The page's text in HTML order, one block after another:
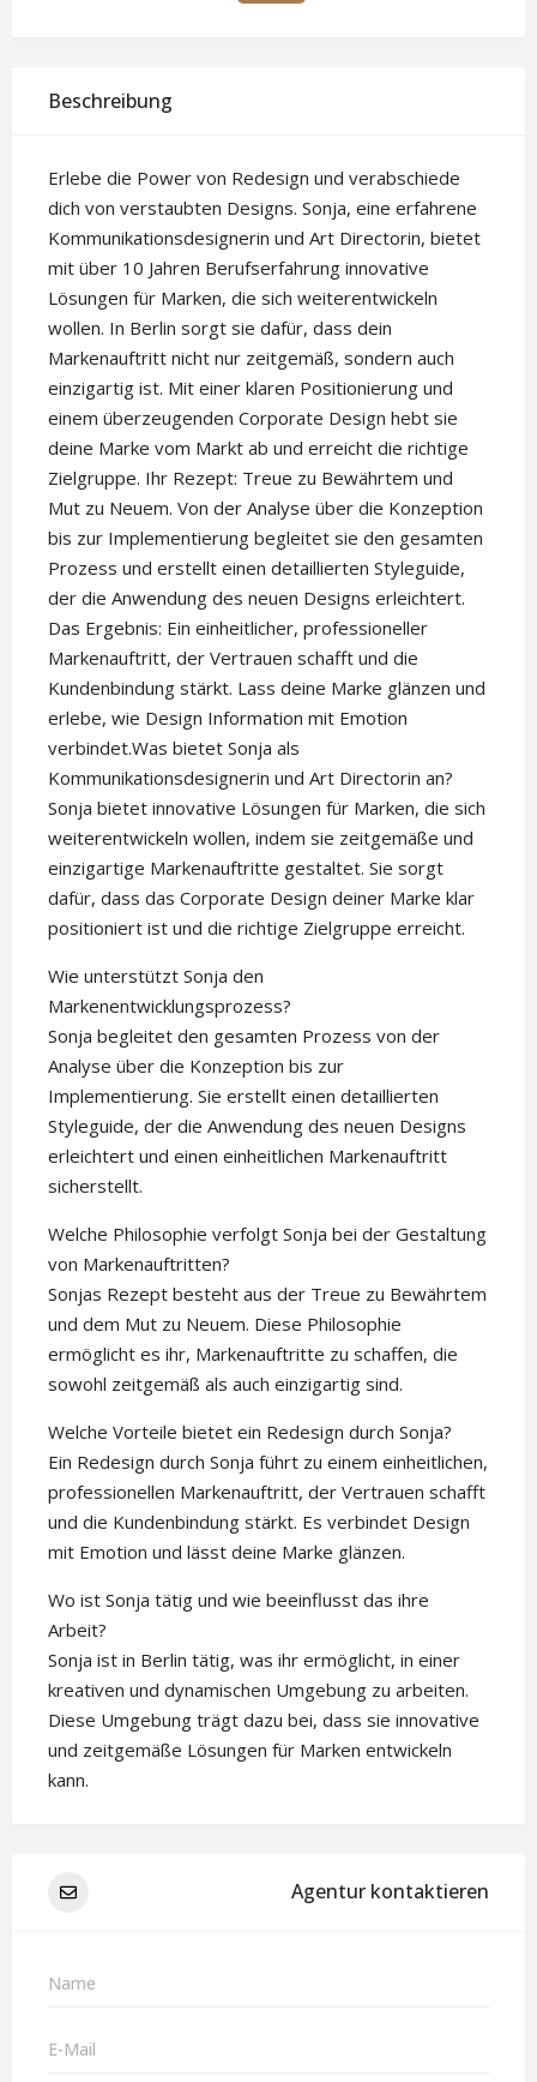
Beschreibung
Erlebe die Power von Redesign und verabschiede
dich von verstaubten Designs. Sonja, eine erfahrene
Kommunikationsdesignerin und Art Directorin, bietet
mit über 10 Jahren Berufserfahrung innovative
Lösungen für Marken, die sich weiterentwickeln
wollen. In Berlin sorgt sie dafür, dass dein
Markenauftritt nicht nur zeitgemäß, sondern auch
einzigartig ist. Mit einer klaren Positionierung und
einem überzeugenden Corporate Design hebt sie
deine Marke vom Markt ab und erreicht die richtige
Zielgruppe. Ihr Rezept: Treue zu Bewährtem und
Mut zu Neuem. Von der Analyse über die Konzeption
bis zur Implementierung begleitet sie den gesamten
Prozess und erstellt einen detaillierten Styleguide,
der die Anwendung des neuen Designs erleichtert.
Das Ergebnis: Ein einheitlicher, professioneller
Markenauftritt, der Vertrauen schafft und die
Kundenbindung stärkt. Lass deine Marke glänzen und
erlebe, wie Design Information mit Emotion
verbindet.Was bietet Sonja als
Kommunikationsdesignerin und Art Directorin an?
Sonja bietet innovative Lösungen für Marken, die sich
weiterentwickeln wollen, indem sie zeitgemäße und
einzigartige Markenauftritte gestaltet. Sie sorgt
dafür, dass das Corporate Design deiner Marke klar
positioniert ist und die richtige Zielgruppe erreicht.
Wie unterstützt Sonja den
Markenentwicklungsprozess?
Sonja begleitet den gesamten Prozess von der
Analyse über die Konzeption bis zur
Implementierung. Sie erstellt einen detaillierten
Styleguide, der die Anwendung des neuen Designs
erleichtert und einen einheitlichen Markenauftritt
sicherstellt.
Welche Philosophie verfolgt Sonja bei der Gestaltung
von Markenauftritten?
Sonjas Rezept besteht aus der Treue zu Bewährtem
und dem Mut zu Neuem. Diese Philosophie
ermöglicht es ihr, Markenauftritte zu schaffen, die
sowohl zeitgemäß als auch einzigartig sind.
Welche Vorteile bietet ein Redesign durch Sonja?
Ein Redesign durch Sonja führt zu einem einheitlichen,
professionellen Markenauftritt, der Vertrauen schafft
und die Kundenbindung stärkt. Es verbindet Design
mit Emotion und lässt deine Marke glänzen.
Wo ist Sonja tätig und wie beeinflusst das ihre
Arbeit?
Sonja ist in Berlin tätig, was ihr ermöglicht, in einer
kreativen und dynamischen Umgebung zu arbeiten.
Diese Umgebung trägt dazu bei, dass sie innovative
und zeitgemäße Lösungen für Marken entwickeln
kann.
Agentur kontaktieren